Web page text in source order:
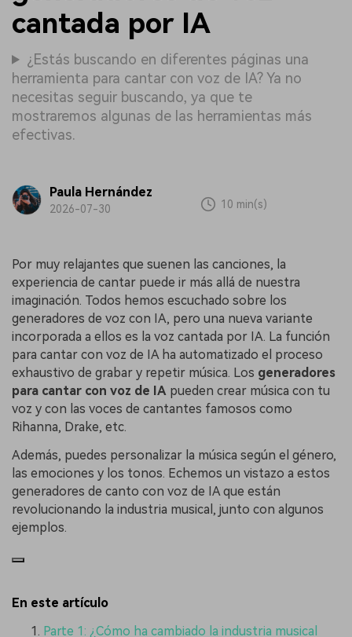
cantada por IA
¿Estás buscando en diferentes páginas una
herramienta para cantar con voz de IA? Ya no
necesitas seguir buscando, ya que te
mostraremos algunas de las herramientas más
efectivas.
Paula Hernández
2026-07-30 10 min(s)
Por muy relajantes que suenen las canciones, la
experiencia de cantar puede ir más allá de nuestra
imaginación. Todos hemos escuchado sobre los
generadores de voz con IA, pero una nueva variante
incorporada a ellos es la voz cantada por IA. La función
para cantar con voz de IA ha automatizado el proceso
exhaustivo de grabar y repetir música. Los generadores
para cantar con voz de IA pueden crear música con tu
voz y con las voces de cantantes famosos como
Rihanna, Drake, etc.
Además, puedes personalizar la música según el género,
las emociones y los tonos. Echemos un vistazo a estos
generadores de canto con voz de IA que están
revolucionando la industria musical, junto con algunos
ejemplos.
En este artículo
Parte 1: ¿Cómo ha cambiado la industria musical